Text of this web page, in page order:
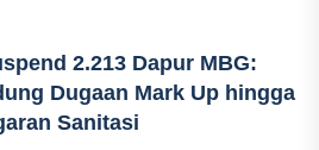
2.213 Dapur MBG:
Dugaan Mark Up hingga
Sanitasi